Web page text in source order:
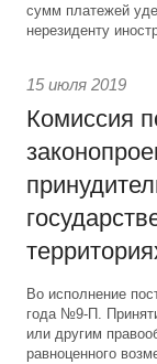
сумм платежей
нерезиденту
15 июля 2019
Комиссия
Во исполнение
года №9-П.
или другим
равноценного